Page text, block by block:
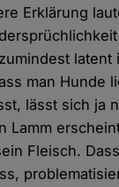
Erklärung
latent
man Hunde
lässt sich ja
Lamm
Fleisch.